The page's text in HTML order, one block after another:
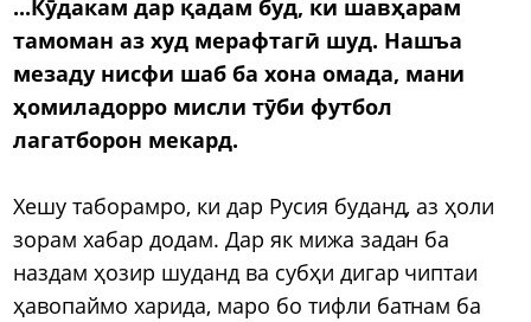
...Кӯдакам дар қадам буд, ки шавҳарам
тамоман аз худ мерафтагӣ шуд. Нашъа
мезаду нисфи шаб ба хона омада, мани
ҳомиладорро мисли тӯби футбол
лагатборон мекард.
Хешу таборамро, ки дар Русия буданд, аз ҳоли
зорам хабар додам. Дар як мижа задан ба
наздам ҳозир шуданд ва субҳи дигар чиптаи
ҳавопаймо харида, маро бо тифли батнам ба